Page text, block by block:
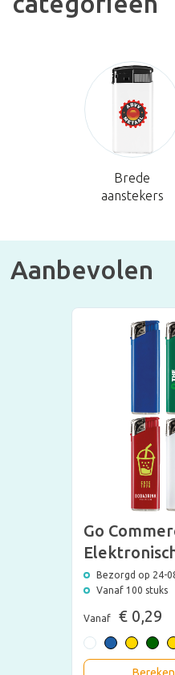
Brede
aanstekers
Aanbevolen
Go
Bezorgd op 24-
Vanaf 100 stuks
Vanaf € 0,29